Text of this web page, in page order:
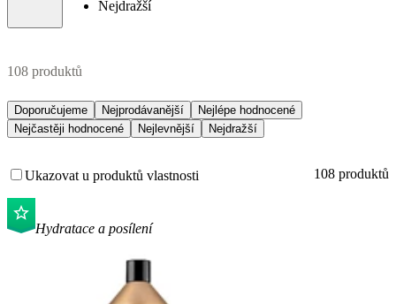
Nejdražší
108 produktů
Doporučujeme Nejprodávanější
Nejlépe hodnocené
Nejčastěji hodnocené
Nejlevnější Nejdražší
Ukazovat u produktů vlastnosti 108 produktů
Hydratace a posílení